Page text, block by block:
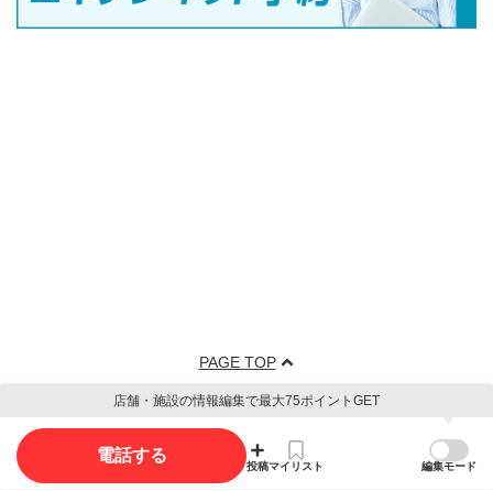
PAGE TOP
店舗・施設の情報編集で最大75ポイントGET
電話する
投稿マイリスト 編集モード